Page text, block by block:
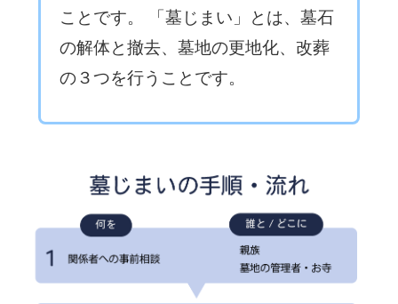
ことです。 「墓じまい」とは、墓石
の解体と撤去、墓地の更地化、改葬
の３つを行うことです。